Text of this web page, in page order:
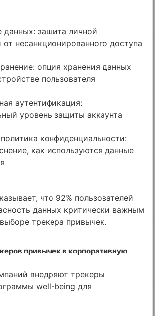
защита личной
несанкционированного доступа
опция хранения данных
пользователя
аутентификация:
уровень защиты аккаунта
конфиденциальности:
как используются данные
что 92% пользователей
данных критически важным
трекера привычек.
привычек в корпоративную
внедряют трекеры
well-being для